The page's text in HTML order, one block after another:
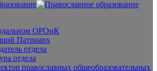
ОРОиК
Патриарх
отдела
отдела
православных общеобразовательных